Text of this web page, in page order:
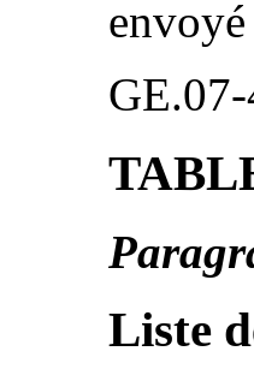
Liste